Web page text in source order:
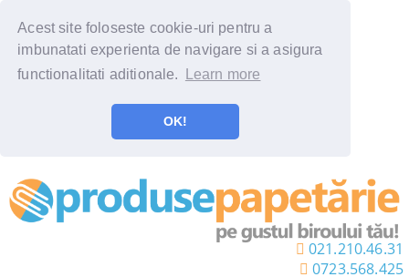
Acest site foloseste cookie-uri pentru a
imbunatati experienta de navigare si a asigura
functionalitati aditionale.
Learn more
OK!
021.210.46.31
0723.568.425